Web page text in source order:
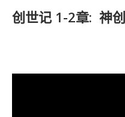
创世记 1-2章: 神